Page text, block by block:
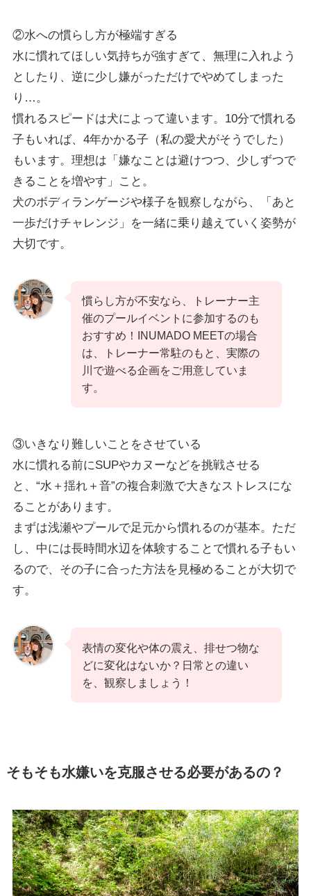
②水への慣らし方が極端すぎる
水に慣れてほしい気持ちが強すぎて、無理に入れよう
としたり、逆に少し嫌がっただけでやめてしまった
り…。
慣れるスピードは犬によって違います。10分で慣れる
子もいれば、4年かかる子（私の愛犬がそうでした）
もいます。理想は「嫌なことは避けつつ、少しずつで
きることを増やす」こと。
犬のボディランゲージや様子を観察しながら、「あと
一歩だけチャレンジ」を一緒に乗り越えていく姿勢が
大切です。
慣らし方が不安なら、トレーナー主
催のプールイベントに参加するのも
おすすめ！INUMADO MEETの場合
は、トレーナー常駐のもと、実際の
川で遊べる企画をご用意していま
す。
③いきなり難しいことをさせている
水に慣れる前にSUPやカヌーなどを挑戦させる
と、“水＋揺れ＋音”の複合刺激で大きなストレスにな
ることがあります。
まずは浅瀬やプールで足元から慣れるのが基本。ただ
し、中には長時間水辺を体験することで慣れる子もい
るので、その子に合った方法を見極めることが大切で
す。
表情の変化や体の震え、排せつ物な
どに変化はないか？日常との違い
を、観察しましょう！
そもそも水嫌いを克服させる必要があるの？